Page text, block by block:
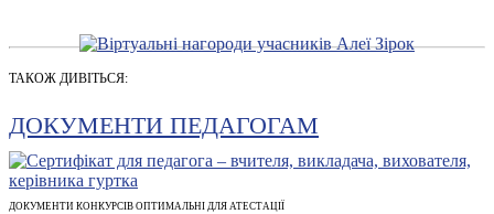
ТАКОЖ ДИВІТЬСЯ:
ДОКУМЕНТИ ПЕДАГОГАМ
ДОКУМЕНТИ КОНКУРСІВ ОПТИМАЛЬНІ ДЛЯ АТЕСТАЦІЇ